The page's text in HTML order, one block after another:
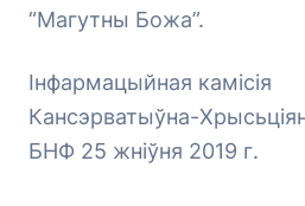
“Магутны Божа”.
Інфармацыйная камісія
Кансэрватыўна-
БНФ 25 жніўня 2019 г.